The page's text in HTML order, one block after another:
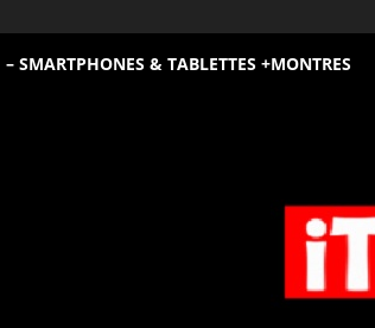
– SMARTPHONES & TABLETTES +MONTRES